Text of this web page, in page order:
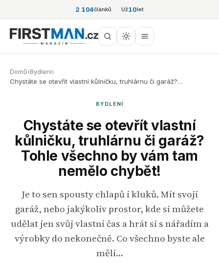
2 104článků Už10let
Domů›Bydlení›
Chystáte se otevřít vlastní kůlničku, truhlárnu či garáž?…
BYDLENÍ
Chystáte se otevřít vlastní
kůlničku, truhlárnu či garáž?
Tohle všechno by vám tam
nemělo chybět!
Je to sen spousty chlapů i kluků. Mít svoji
garáž, nebo jakýkoliv prostor, kde si můžete
udělat jen svůj vlastní čas a hrát si s nářadím a
výrobky do nekonečně. Co všechno byste ale
měli…